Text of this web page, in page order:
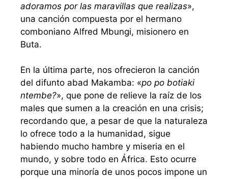
adoramos por las maravillas que realizas»,
una canción compuesta por el hermano
comboniano Alfred Mbungi, misionero en
Buta.
En la última parte, nos ofrecieron la canción
del difunto abad Makamba: «po po botiaki
ntembe?», que pone de relieve la raíz de los
males que sumen a la creación en una crisis;
recordando que, a pesar de que la naturaleza
lo ofrece todo a la humanidad, sigue
habiendo mucho hambre y miseria en el
mundo, y sobre todo en África. Esto ocurre
porque una minoría de unos pocos impone un